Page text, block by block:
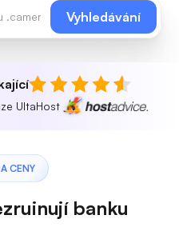
Vyhledávání
UltaHost
CENY
banku